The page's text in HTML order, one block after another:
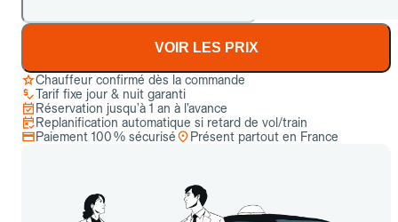
VOIR LES PRIX
Chauffeur confirmé dès la commande
Tarif fixe jour & nuit garanti
Réservation jusqu’à 1 an à l’avance
Replanification automatique si retard de vol/train
Paiement 100 % sécurisé
Présent partout en France